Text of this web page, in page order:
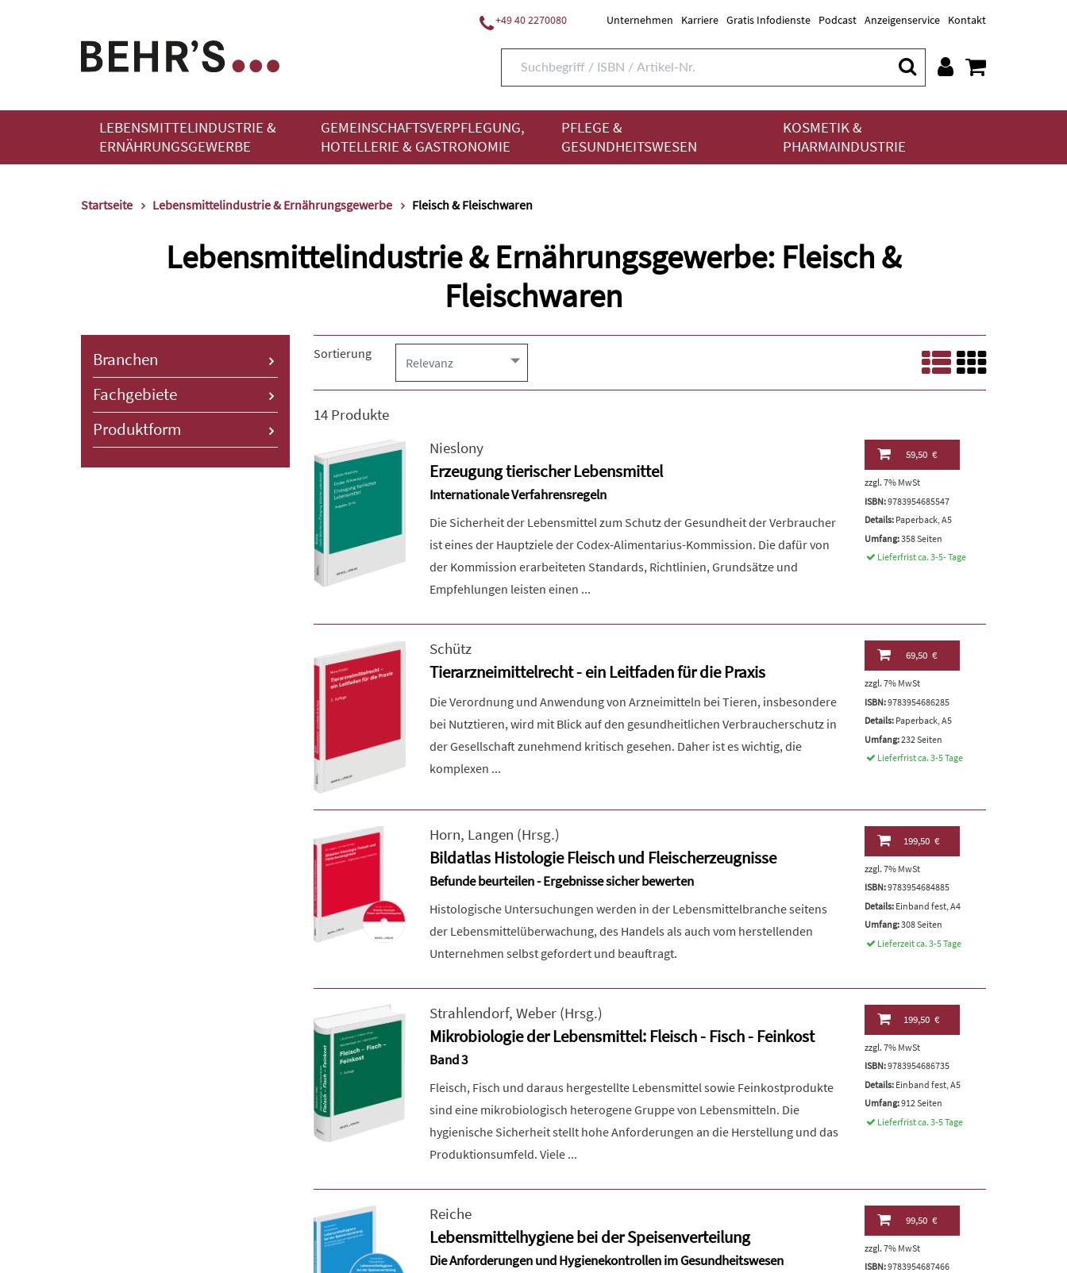
+49 40 2270080 Unternehmen Karriere Gratis Infodienste Podcast Anzeigenservice Kontakt
LEBENSMITTELINDUSTRIE &
ERNÄHRUNGSGEWERBE
GEMEINSCHAFTSVERPFLEGUNG,
HOTELLERIE & GASTRONOMIE
PFLEGE &
GESUNDHEITSWESEN
KOSMETIK &
PHARMAINDUSTRIE
Startseite Lebensmittelindustrie & Ernährungsgewerbe Fleisch & Fleischwaren
Lebensmittelindustrie & Ernährungsgewerbe: Fleisch &
Fleischwaren
Branchen
Fachgebiete
Produktform
Sortierung
14 Produkte
Nieslony
Erzeugung tierischer Lebensmittel
Internationale Verfahrensregeln
Die Sicherheit der Lebensmittel zum Schutz der Gesundheit der Verbraucher
ist eines der Hauptziele der Codex-Alimentarius-Kommission. Die dafür von
der Kommission erarbeiteten Standards, Richtlinien, Grundsätze und
Empfehlungen leisten einen ...
59,50 €
zzgl. 7% MwSt
ISBN:9783954685547
Details: Paperback, A5
Umfang:358 Seiten
Lieferfrist ca. 3-5- Tage
Schütz
Tierarzneimittelrecht - ein Leitfaden für die Praxis
Die Verordnung und Anwendung von Arzneimitteln bei Tieren, insbesondere
bei Nutztieren, wird mit Blick auf den gesundheitlichen Verbraucherschutz in
der Gesellschaft zunehmend kritisch gesehen. Daher ist es wichtig, die
komplexen ...
69,50 €
zzgl. 7% MwSt
ISBN:9783954686285
Details: Paperback, A5
Umfang:232 Seiten
Lieferfrist ca. 3-5 Tage
Horn, Langen (Hrsg.)
Bildatlas Histologie Fleisch und Fleischerzeugnisse
Befunde beurteilen - Ergebnisse sicher bewerten
Histologische Untersuchungen werden in der Lebensmittelbranche seitens
der Lebensmittelüberwachung, des Handels als auch vom herstellenden
Unternehmen selbst gefordert und beauftragt.
199,50 €
zzgl. 7% MwSt
ISBN:9783954684885
Details: Einband fest, A4
Umfang:308 Seiten
Lieferzeit ca. 3-5 Tage
Strahlendorf, Weber(Hrsg.)
Mikrobiologie der Lebensmittel: Fleisch - Fisch - Feinkost
Band 3
Fleisch, Fisch und daraus hergestellte Lebensmittel sowie Feinkostprodukte
sind eine mikrobiologisch heterogene Gruppe von Lebensmitteln. Die
hygienische Sicherheit stellt hohe Anforderungen an die Herstellung und das
Produktionsumfeld. Viele ...
199,50 €
zzgl. 7% MwSt
ISBN:9783954686735
Details: Einband fest, A5
Umfang:912 Seiten
Lieferfrist ca. 3-5 Tage
Reiche
Lebensmittelhygiene bei der Speisenverteilung
Die Anforderungen und Hygienekontrollen im Gesundheitswesen
99,50 €
zzgl. 7% MwSt
ISBN:9783954687466